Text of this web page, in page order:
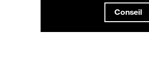
Conseil